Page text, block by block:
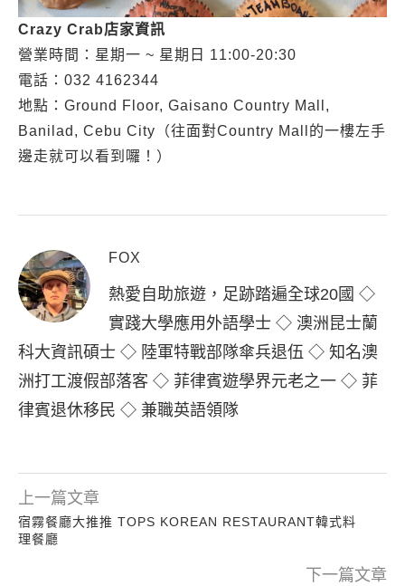
Crazy Crab店家資訊
營業時間：星期一 ~ 星期日 11:00-20:30
電話：032 4162344
地點：Ground Floor, Gaisano Country Mall,
Banilad, Cebu City（往面對Country Mall的一樓左手
邊走就可以看到囉！）
FOX
熱愛自助旅遊，足跡踏遍全球20國 ◇
實踐大學應用外語學士 ◇ 澳洲昆士蘭
科大資訊碩士 ◇ 陸軍特戰部隊傘兵退伍 ◇ 知名澳
洲打工渡假部落客 ◇ 菲律賓遊學界元老之一 ◇ 菲
律賓退休移民 ◇ 兼職英語領隊
上一篇文章
宿霧餐廳大推推 TOPS KOREAN RESTAURANT韓式料
理餐廳
下一篇文章